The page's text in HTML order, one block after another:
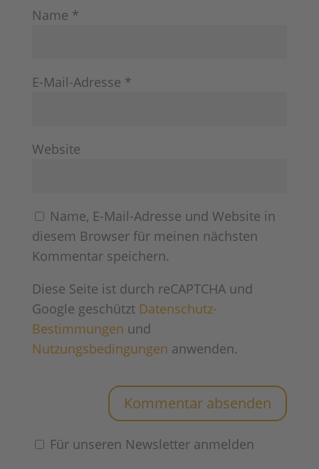
Name *
E-Mail-Adresse *
Website
Name, E-Mail-Adresse und Website in
diesem Browser für meinen nächsten
Kommentar speichern.
Diese Seite ist durch reCAPTCHA und
Google geschützt Datenschutz-
Bestimmungen und
Nutzungsbedingungen anwenden.
Für unseren Newsletter anmelden